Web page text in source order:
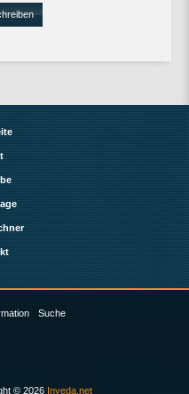
Suche
© 2026 Inveda.net